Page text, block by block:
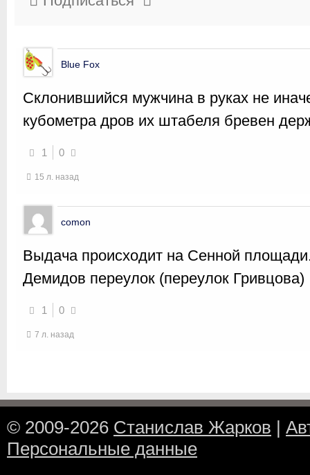
Blue Fox
Склонившийся мужчина в руках не
кубометра дров их штабеля бревен
1 0
15 л. назад
comon
Выдача происходит на Сенной
Демидов переулок (переулок Гривцова)
1 0
7 л. назад
© 2009-2026 Станислав Жарков |
Персональные данные